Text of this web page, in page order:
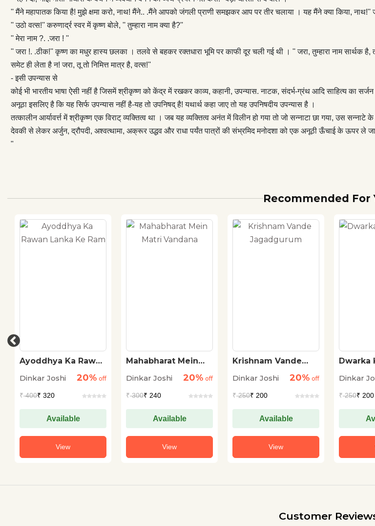
हो गया तो जो सन्नाटा छा गया, उस सन्नाटे के चीत्कार का यह आलेखन है
थे तब बात और थी जब वे विलीन हो गए तब वसुदेव-देवकी से लेकर अर्जुन,
जाता है यह उपन्यास । "
'' मैंने महापातक किया है! मुझे क्षमा करो, नाथ! मैंने.. .मैंने आपको जंगली प्राणी समझकर आप पर तीर चलाया । यह मैंने क्या किया,
'' उठो वत्स!'' करुणार्द्र स्वर में कृष्ण बोले, '' तुम्हारा नाम क्या है?''
'' मेरा नाम ?. .जरा ! ''
'' जरा !. .ठीक!'' कृष्ण का मधुर हास्य छलका । तलवे से बहकर रक्‍तधारा भूमि पर काफी दूर चली गई थी । '' जरा, तुम्हारा नाम सार्थक
समेट ही लेता है न! जरा, तू तो निमित्त मात्र है, वत्स!''
- इसी उपन्यास से
कोई भी भारतीय भाषा ऐसी नहीं है जिसमें श्रीकृष्ण को केंद्र में रखकर काव्य, कहानी, उपन्यास. नाटक, संदर्भ-ग्रंथ आदि साहित्य का
अनूठा इसलिए है कि यह सिर्फ उपन्यास नहीं है-यह तो उपनिषद् है! यथार्थ कहा जाए तो यह उपनिषदीय उपन्यास है ।
तत्कालीन आर्यावर्त्त में श्रीकृष्ण एक विराट‍् व्यक्‍त‌ित्व था । जब यह व्यक्‍त‌ित्व अनंत में विलीन हो गया तो जो सन्नाटा छा गया, उस
देवकी से लेकर अर्जुन, द्रौपदी, अश्‍वत्थामा, अक्रूर उद्धव और राधा पर्यंत पात्रों की संभ्रमिद मनोदशा को एक अनूठी ऊँचाई के ऊपर ले
"
Recommended For
Ayoddhya Ka Rawan
Dinkar Joshi
20% off
₹400₹ 320
Available
View
Mahabharat Mein
Dinkar Joshi
20% off
₹300₹ 240
Available
View
Krishnam Vande
Dinkar Joshi
20% off
₹250₹ 200
Available
View
Dwarka
Dinkar
₹250₹ 200
Customer